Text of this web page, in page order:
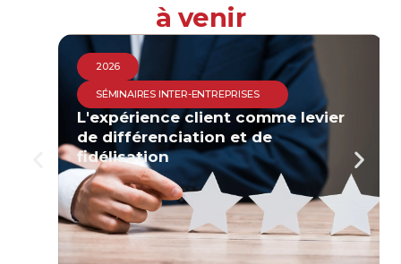
à venir
SÉMINAIRES INTER-ENTREPRISES
2026
Culture sécurité & prévention des
risques professionnels